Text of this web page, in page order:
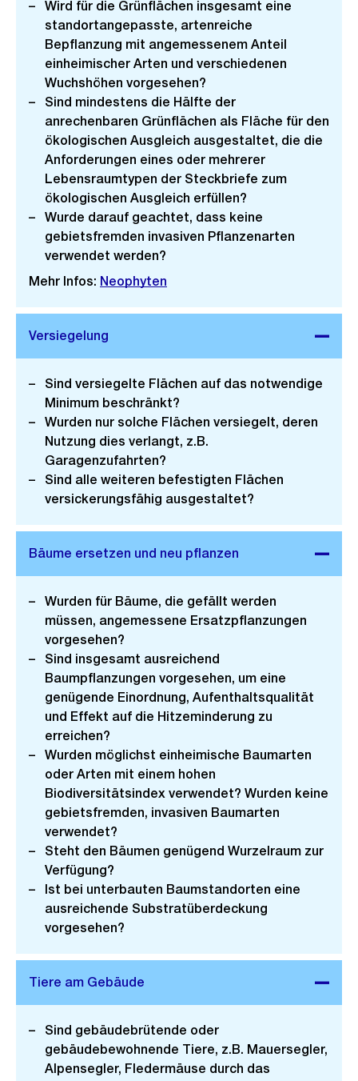
Wird für die Grünflächen insgesamt eine
standortangepasste, artenreiche
Bepflanzung mit angemessenem Anteil
einheimischer Arten und verschiedenen
Wuchshöhen vorgesehen?
Sind mindestens die Hälfte der
anrechenbaren Grünflächen als Fläche für den
ökologischen Ausgleich ausgestaltet, die die
Anforderungen eines oder mehrerer
Lebensraumtypen der Steckbriefe zum
ökologischen Ausgleich erfüllen?
Wurde darauf geachtet, dass keine
gebietsfremden invasiven Pflanzenarten
verwendet werden?
Mehr Infos: Neophyten
Sind versiegelte Flächen auf das notwendige
Minimum beschränkt?
Wurden nur solche Flächen versiegelt, deren
Nutzung dies verlangt, z.B.
Garagenzufahrten?
Sind alle weiteren befestigten Flächen
versickerungsfähig ausgestaltet?
Wurden für Bäume, die gefällt werden
müssen, angemessene Ersatzpflanzungen
vorgesehen?
Sind insgesamt ausreichend
Baumpflanzungen vorgesehen, um eine
genügende Einordnung, Aufenthaltsqualität
und Effekt auf die Hitzeminderung zu
erreichen?
Wurden möglichst einheimische Baumarten
oder Arten mit einem hohen
Biodiversitätsindex verwendet? Wurden keine
gebietsfremden, invasiven Baumarten
verwendet?
Steht den Bäumen genügend Wurzelraum zur
Verfügung?
Ist bei unterbauten Baumstandorten eine
ausreichende Substratüberdeckung
vorgesehen?
Sind gebäudebrütende oder
gebäudebewohnende Tiere, z.B. Mauersegler,
Alpensegler, Fledermäuse durch das